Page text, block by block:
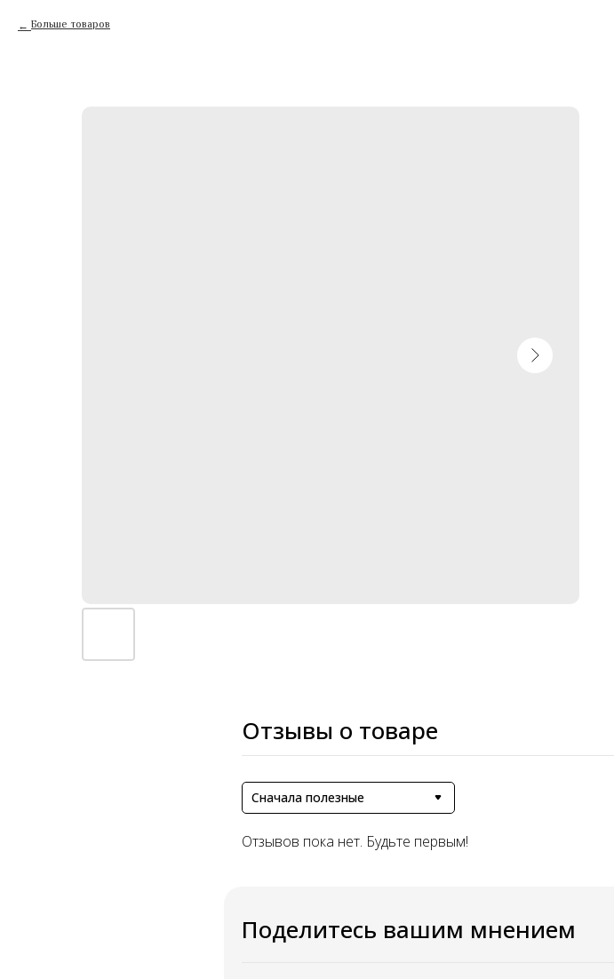
Больше товаров
Отзывы о товаре
Сначала полезные
Отзывов пока нет. Будьте первым!
Поделитесь вашим мнением